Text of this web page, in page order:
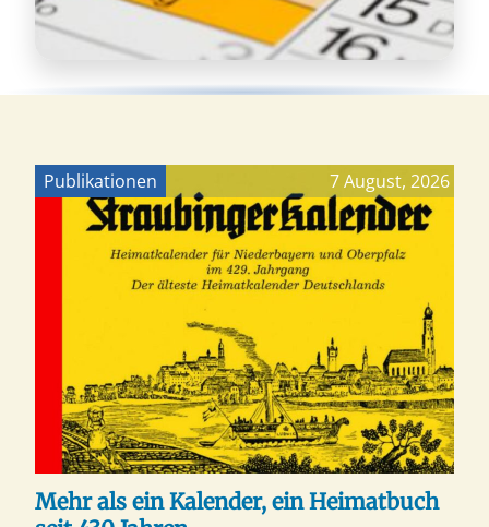
Publikationen 7 August, 2026
Mehr als ein Kalender, ein Heimatbuch